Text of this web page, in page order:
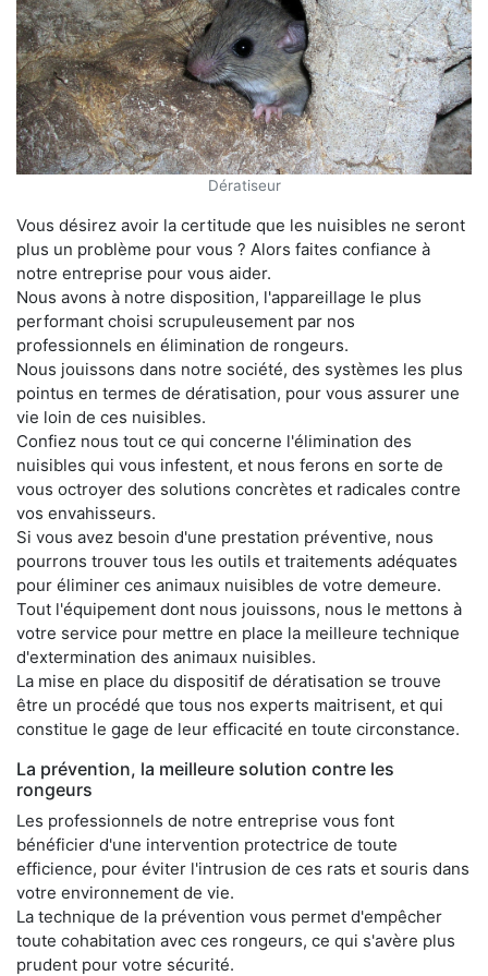
Dératiseur
Vous désirez avoir la certitude que les nuisibles ne seront
plus un problème pour vous ? Alors faites confiance à
notre entreprise pour vous aider.
Nous avons à notre disposition, l'appareillage le plus
performant choisi scrupuleusement par nos
professionnels en élimination de rongeurs.
Nous jouissons dans notre société, des systèmes les plus
pointus en termes de dératisation, pour vous assurer une
vie loin de ces nuisibles.
Confiez nous tout ce qui concerne l'élimination des
nuisibles qui vous infestent, et nous ferons en sorte de
vous octroyer des solutions concrètes et radicales contre
vos envahisseurs.
Si vous avez besoin d'une prestation préventive, nous
pourrons trouver tous les outils et traitements adéquates
pour éliminer ces animaux nuisibles de votre demeure.
Tout l'équipement dont nous jouissons, nous le mettons à
votre service pour mettre en place la meilleure technique
d'extermination des animaux nuisibles.
La mise en place du dispositif de dératisation se trouve
être un procédé que tous nos experts maitrisent, et qui
constitue le gage de leur efficacité en toute circonstance.
La prévention, la meilleure solution contre les
rongeurs
Les professionnels de notre entreprise vous font
bénéficier d'une intervention protectrice de toute
efficience, pour éviter l'intrusion de ces rats et souris dans
votre environnement de vie.
La technique de la prévention vous permet d'empêcher
toute cohabitation avec ces rongeurs, ce qui s'avère plus
prudent pour votre sécurité.